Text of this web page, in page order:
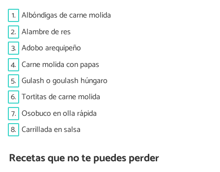
1. Albóndigas de carne molida
2. Alambre de res
3. Adobo arequipeño
4. Carne molida con papas
5. Gulash o goulash húngaro
6. Tortitas de carne molida
7. Osobuco en olla rápida
8. Carrillada en salsa
Recetas que no te puedes perder